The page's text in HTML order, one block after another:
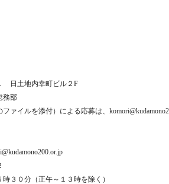
日土地内幸町ビル２F
部
イルを添付）による応募は、
０分（正午～１３時を除く）